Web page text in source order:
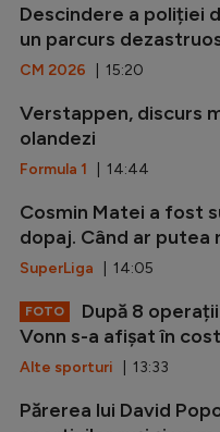
Descindere a poliției
un parcurs
CM 2026 | 15:20
Verstappen, discurs
olandezi
Formula 1 | 14:44
Cosmin Matei a fost
dopaj. Când ar putea
SuperLiga | 14:05
FOTO
După 8
Vonn s-a afișat în
Alte sporturi | 13:33
Părerea lui David